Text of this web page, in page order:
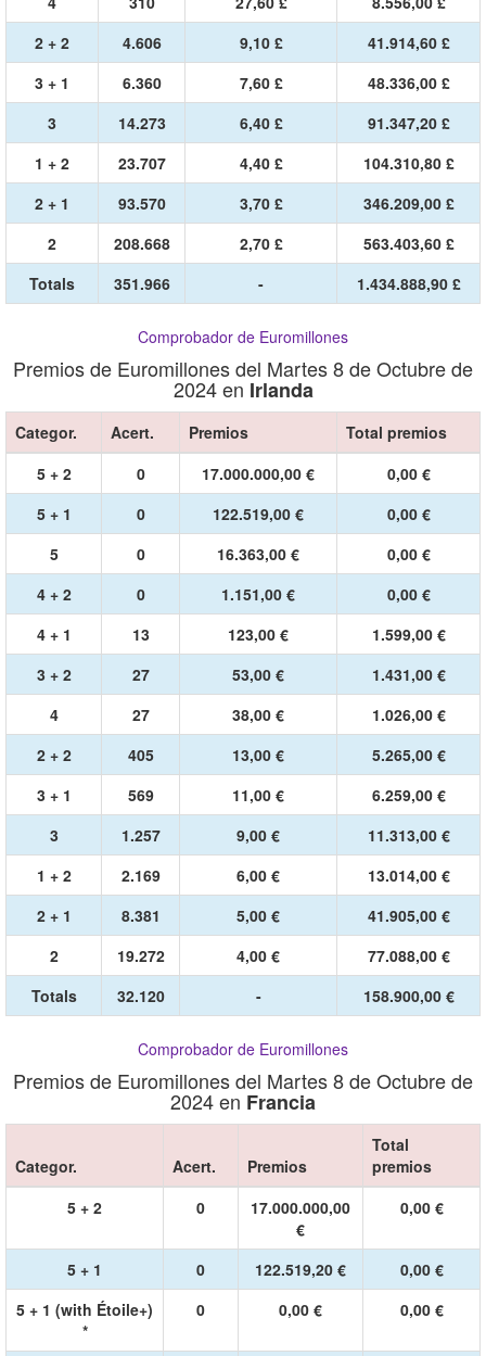
2 + 2
4.606 9,10 £
41.914,60 £
3 + 1
6.360 7,60 £
48.336,00 £
3
14.273 6,40 £
91.347,20 £
1 + 2
23.707 4,40 £
104.310,80 £
2 + 1
93.570 3,70 £
346.209,00 £
2
208.668 2,70 £
563.403,60 £
Totals
351.966 - 1.434.888,90 £
Comprobador de Euromillones
Premios de Euromillones del Martes 8 de Octubre de
2024 en Irlanda
Categor. Acert. Premios
Total premios
5 + 2
0 17.000.000,00 €
0,00 €
5 + 1
0 122.519,00 €
0,00 €
5
0 16.363,00 €
0,00 €
4 + 2
0 1.151,00 €
0,00 €
4 + 1
13 123,00 €
1.599,00 €
3 + 2
27 53,00 €
1.431,00 €
4
27 38,00 €
1.026,00 €
2 + 2
405 13,00 €
5.265,00 €
3 + 1
569 11,00 €
6.259,00 €
3
1.257 9,00 €
11.313,00 €
1 + 2
2.169 6,00 €
13.014,00 €
2 + 1
8.381 5,00 €
41.905,00 €
2
19.272 4,00 €
77.088,00 €
Totals
32.120 - 158.900,00 €
Comprobador de Euromillones
Premios de Euromillones del Martes 8 de Octubre de
2024 en Francia
Categor. Acert. Premios
Total
premios
5 + 2
0
17.000.000,00
€
0,00 €
5 + 1 0 122.519,20 €
0,00 €
5 + 1 (with Étoile+)
*
0 0,00 € 0,00 €